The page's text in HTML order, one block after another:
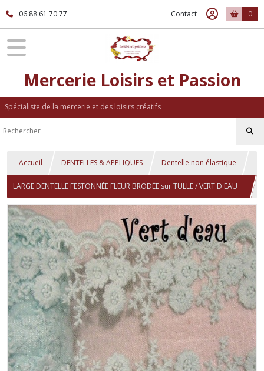
06 88 61 70 77 Contact 0
Mercerie Loisirs et Passion
Spécialiste de la mercerie et des loisirs créatifs
Accueil DENTELLES & APPLIQUES Dentelle non élastique
LARGE DENTELLE FESTONNÉE FLEUR BRODÉE sur TULLE / VERT D'EAU
** 13 cm ** vendue par 50 cm - D001